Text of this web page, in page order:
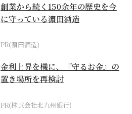
創業から続く150余年の歴史を今
に守っている濵田酒造
PR(濵田酒造)
金利上昇を機に、『守るお金』の
置き場所を再検討
PR(株式会社北九州銀行)